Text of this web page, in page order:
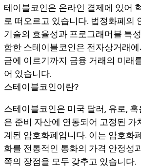
테이블코인은 온라인 결제에 있어
로 떠오르고 있습니다. 법정화폐의
기술의 효율성과 프로그래머블 특
합한 스테이블코인은 전자상거래
금에 이르기까지 금융 거래의 미래
어 있습니다.
스테이블코인이란?
스테이블코인은 미국 달러, 유로,
은 준비 자산에 연동되어 고정된 가
계된 암호화폐입니다. 이는 암호화
화를 전통적인 통화의 가격 안정성
쪽의 장점을 모두 갖추고 있습니다.